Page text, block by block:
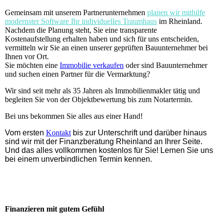
Gemeinsam mit unserem Partnerunternehmen planen wir mithilfe
modernster Software Ihr individuelles Traumhaus im Rheinland.
Nachdem die Planung steht, Sie eine transparente
Kostenaufstellung erhalten haben und sich für uns entscheiden,
vermitteln wir Sie an einen unserer geprüften Bauunternehmer bei
Ihnen vor Ort.
Sie möchten eine Immobilie verkaufen oder sind Bauunternehmer
und suchen einen Partner für die Vermarktung?
Wir sind seit mehr als 35 Jahren als Immobilienmakler tätig und
begleiten Sie von der Objektbewertung bis zum Notartermin.
Bei uns bekommen Sie alles aus einer Hand!
Vom ersten Kontakt bis zur Unterschrift und darüber hinaus
sind wir mit der Finanzberatung Rheinland an Ihrer Seite.
Und das alles vollkommen kostenlos für Sie! Lernen Sie uns
bei einem unverbindlichen Termin kennen.
Finanzieren mit gutem Gefühl